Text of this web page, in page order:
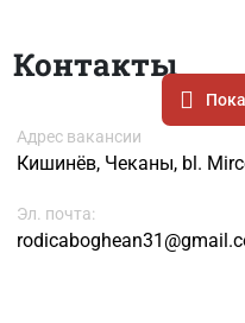
Контакты
Адрес вакансии
Кишинёв, Чеканы, bl.
Эл. почта: